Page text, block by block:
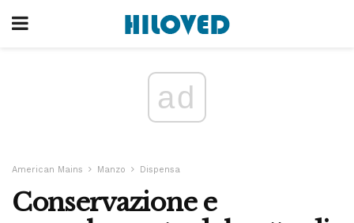
ad
American Mains Manzo Dispensa
Conservazione e